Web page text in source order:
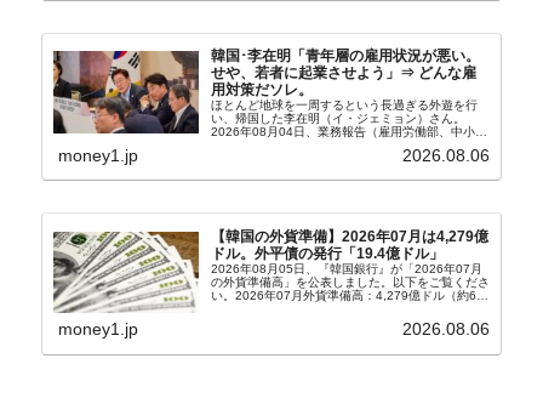
韓国･李在明「青年層の雇用状況が悪い。
せや、若者に起業させよう」⇒ どんな雇
用対策だソレ。
ほとんど地球を一周するという長過ぎる外遊を行
い、帰国した李在明（イ・ジェミョン）さん。
2026年08月04日、業務報告（雇用労働部、中小ベ
上、韓国大統領に成りおおせた李在明（イ・ジェミ
money1.jp 2026.08.06
【韓国の外貨準備】2026年07月は4,279億
ドル。外平債の発行「19.4億ドル」
2026年08月05日、『韓国銀行』が「2026年07月
の外貨準備高」を公表しました。以下をご覧くださ
い。2026年07月外貨準備高：4,279億ドル（約67
money1.jp 2026.08.06